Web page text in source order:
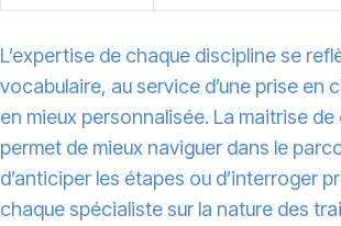
L’expertise de chaque discipline se
vocabulaire, au service d’une prise en
en mieux personnalisée. La maitrise
permet de mieux naviguer dans le
d’anticiper les étapes ou d’interroger
chaque spécialiste sur la nature des